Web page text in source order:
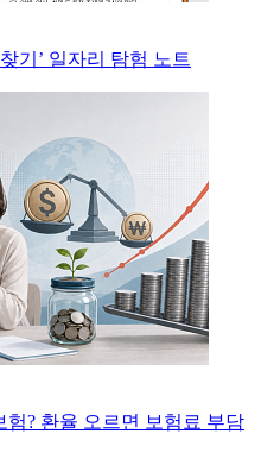
기’ 일자리 탐험 노트
험? 환율 오르면 보험료 부담